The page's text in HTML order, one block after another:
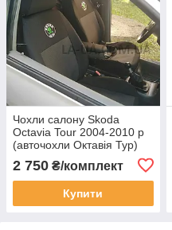
Чохли салону Skoda
Octavia Tour 2004-2010 р
(авточохли Октавія Тур)
2 750 ₴/комплект
Купити